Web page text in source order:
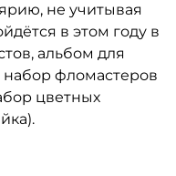
не учитывая
в этом году в
альбом для
набор фломастеров
цветных